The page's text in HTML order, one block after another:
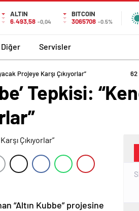
ALTIN
6.493,58 -0,04
BITCOIN
3065708 -0.5%
Diğer Servisler
Projeye Karşı Çıkıyorlar” 62
Tepkisi:
“Altın Kubbe” projesine